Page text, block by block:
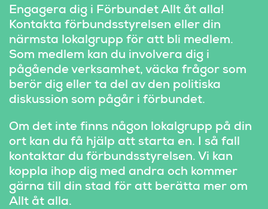
Engagera dig i Förbundet Allt åt alla!
Kontakta förbundsstyrelsen eller din
närmsta lokalgrupp för att bli medlem.
Som medlem kan du involvera dig i
pågående verksamhet, väcka frågor som
berör dig eller ta del av den politiska
diskussion som pågår i förbundet.
Om det inte finns någon lokalgrupp på din
ort kan du få hjälp att starta en. I så fall
kontaktar du förbundsstyrelsen. Vi kan
koppla ihop dig med andra och kommer
gärna till din stad för att berätta mer om
Allt åt alla.